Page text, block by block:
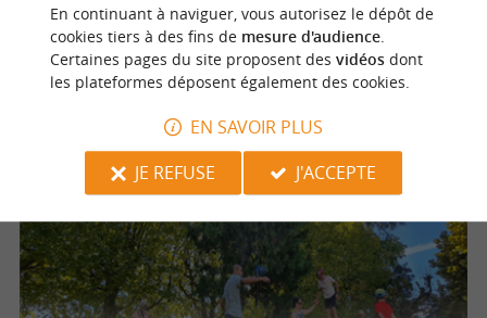
18/08/2026 au 22/08/2026
Champagnac de Belair
En continuant à naviguer, vous autorisez le dépôt de
cookies tiers à des fins de mesure d'audience.
Certaines pages du site proposent des vidéosdont
les plateformes déposent également des cookies.
EN SAVOIR PLUS
JE REFUSE
J'ACCEPTE